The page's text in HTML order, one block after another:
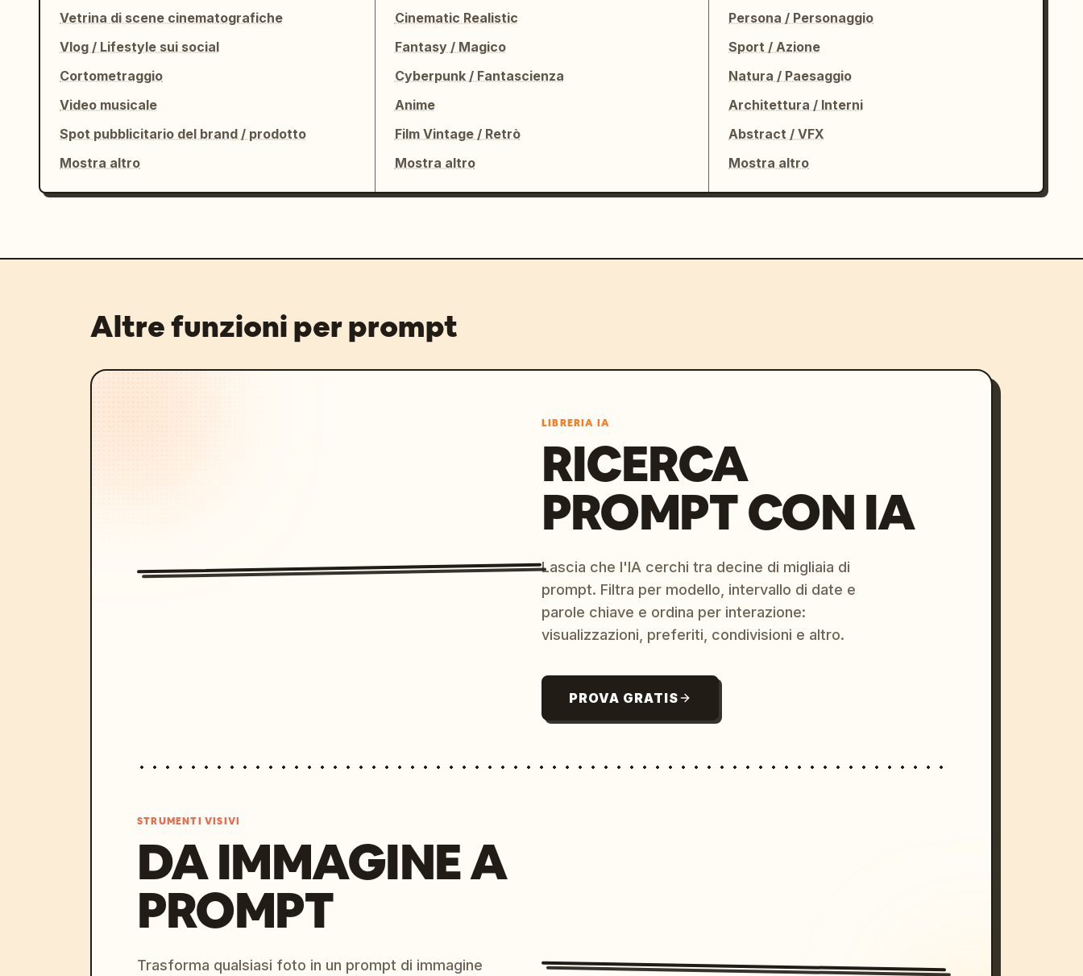
Vetrina di scene cinematografiche
Vlog / Lifestyle sui social
Cortometraggio
Video musicale
Spot pubblicitario del brand / prodotto
Mostra altro
Cinematic Realistic
Fantasy / Magico
Cyberpunk / Fantascienza
Anime
Film Vintage / Retrò
Mostra altro
Persona / Personaggio
Sport / Azione
Natura / Paesaggio
Architettura / Interni
Abstract / VFX
Mostra altro
Altre funzioni per prompt
LIBRERIA IA
RICERCA
PROMPT CON IA
Lascia che l'IA cerchi tra decine di migliaia di
prompt. Filtra per modello, intervallo di date e
parole chiave e ordina per interazione:
visualizzazioni, preferiti, condivisioni e altro.
PROVA GRATIS
STRUMENTI VISIVI
DA IMMAGINE A
PROMPT
Trasforma qualsiasi foto in un prompt di immagine